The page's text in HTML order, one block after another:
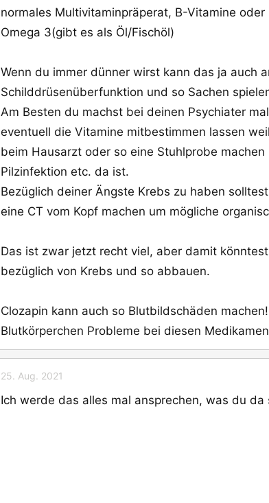
normales Multivitaminpräperat, B-Vitamine
Omega 3(gibt es als Öl/Fischöl)
Wenn du immer dünner wirst kann das ja auch
Schilddrüsenüberfunktion und so Sachen
Am Besten du machst bei deinen Psychiater
eventuell die Vitamine mitbestimmen lassen
beim Hausarzt oder so eine Stuhlprobe
Pilzinfektion etc. da ist.
Bezüglich deiner Ängste Krebs zu haben
eine CT vom Kopf machen um mögliche
Das ist zwar jetzt recht viel, aber damit
bezüglich von Krebs und so abbauen.
Clozapin kann auch so Blutbildschäden
Blutkörperchen Probleme bei diesen
25. Aug. 2021
Ich werde das alles mal ansprechen, was du